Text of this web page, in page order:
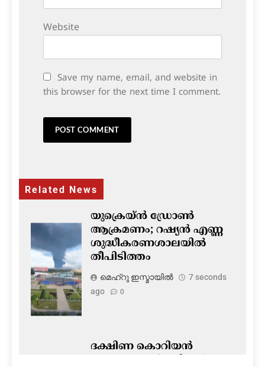
Website
Save my name, email, and website in
this browser for the next time I comment.
Related News
യുക്രെയ്ൻ ഡ്രോൺ
ആക്രമണം; റഷ്യൻ എണ്ണ
ശുദ്ധീകരണശാലയിൽ
തീപിടിത്തം
മെഹ്റു ഇസ്മായില്‍
7 seconds
ago
0
ദക്ഷിണ കൊറിയൻ